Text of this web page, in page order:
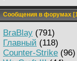
Сообщения в форумах
BraBlay (791)
Главный (118)
Counter-Strike (96)